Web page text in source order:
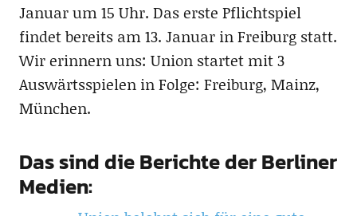
Januar um 15 Uhr. Das erste Pflichtspiel
findet bereits am 13. Januar in Freiburg statt.
Wir erinnern uns: Union startet mit 3
Auswärtsspielen in Folge: Freiburg, Mainz,
München.
Das sind die Berichte der Berliner
Medien: